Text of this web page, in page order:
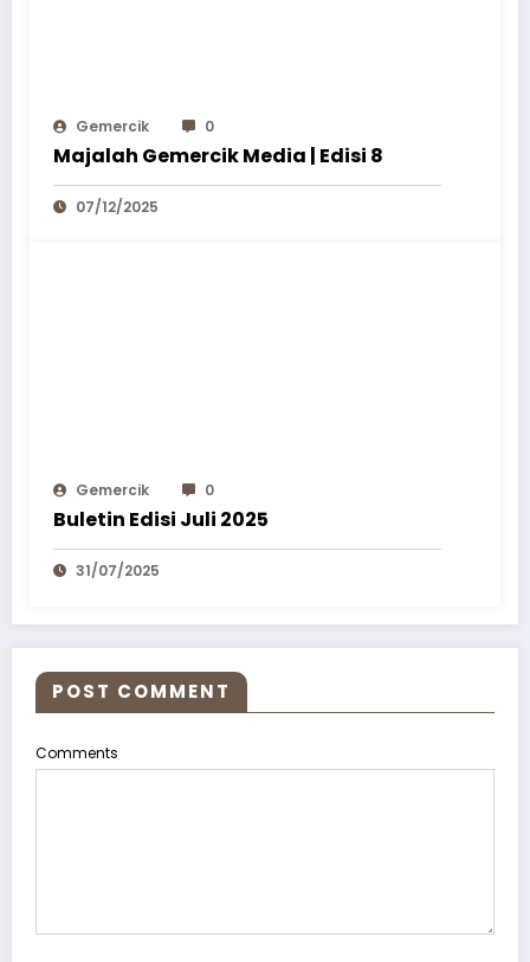
Gemercik 0
Majalah Gemercik Media | Edisi 8
07/12/2025
Gemercik 0
Buletin Edisi Juli 2025
31/07/2025
POST COMMENT
Comments